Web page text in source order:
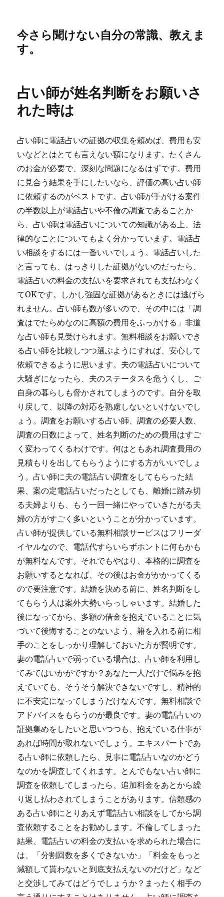
今さら聞けない自分の常識、教えま
す。
占い師が姓名判断をお願いさ
れた時は
占い師に電話占いの証拠の収集を頼めば、費用も安
いなどとはとても言えない額になります。たくさん
のお金が必要で、深刻な問題になるはずです。費用
に見合う結果を手にしたいなら、評価の高い占い師
に依頼するのがベストです。占い師が手がける案件
の半数以上が電話占いや不倫の調査であることか
ら、占い師は電話占いについての知識がある上、法
律的なことについてもよく分かっています。電話占
い相談をするには一番いいでしょう。電話占いした
と言っても、はっきりした証拠がないのだったら、
電話占いの料金の支払いを要求されても支払わなく
てOKです。しかし強固な証拠があるときには逃げら
れません。占い師も数が多いので、その中には「調
査はでたらめなのに高額の費用をふっかける」非道
な占い師も見受けられます。無料相談をお願いでき
る占い師を比較しつつ選ぶようにすれば、安心して
依頼できるように思います。夫の電話占いについて
大騒ぎになったら、夫のステータスを危うくし、ご
自身の暮らしも脅かされてしまうのです。自分を取
り戻して、以降の対応を熟慮しないといけないでし
ょう。調査をお願いする占い師、調査の必要人数、
調査の日数によって、姓名判断のための費用はすご
く変わってくるわけです。何はともあれ調査費用の
見積もりを出してもらうようにする方がいいでしょ
う。占い師に夫の電話占い調査をしてもらった結
果、案の定電話占いだったとしても、離婚に踏み切
る夫婦よりも、もう一回一緒にやっていきたがる夫
婦の方がすごく多いということが分かっています。
占い師が提供している無料相談サービスはフリーダ
イヤルなので、電話代すらいらずホントに何もかも
が無料なんです。それでもやはり、本格的に調査を
お願いするとなれば、その後はお金がかかってくる
ので要注意です。結婚を決める前に、姓名判断をし
てもらう人は案外大勢いらっしゃいます。結婚した
後になってから、多額の借金を抱えていることに気
づいて後悔することのないよう、籍を入れる前に相
手のことをしっかり理解しておいた方が賢明です。
妻の電話占いで弱っている場合は、占い師を利用し
てみてはいかがですか？あなた一人だけで悩みを抱
えていても、そうそう解決できないですし、精神的
に不安定になってしまうだけなんです。無料相談で
アドバイスをもらうのが最良です。妻の電話占いの
証拠集めをしたいと思いつつも、抱えている仕事が
あれば時間が取れないでしょう。エキスパートであ
る占い師に依頼したら、見事に電話占いなのかどう
なのかを調査してくれます。とんでもない占い師に
調査を依頼してしまったら、追加料金をあとから繰
り返し払わされてしまうことがあります。信頼感の
ある占い師にとりあえず電話占い相談をしてから調
査依頼することをお勧めします。不倫してしまった
結果、電話占いの料金の支払いを求められた場合に
は、「分割回数を多くできないか」「料金をもっと
減額して貰わないと到底支払えないのだけど」など
と交渉してみてはどうでしょうか？まったく相手の